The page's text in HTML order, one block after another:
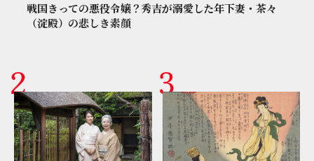
戦国きっての悪役令嬢？秀吉が溺愛した年下妻・茶々
（淀殿）の悲しき素顔